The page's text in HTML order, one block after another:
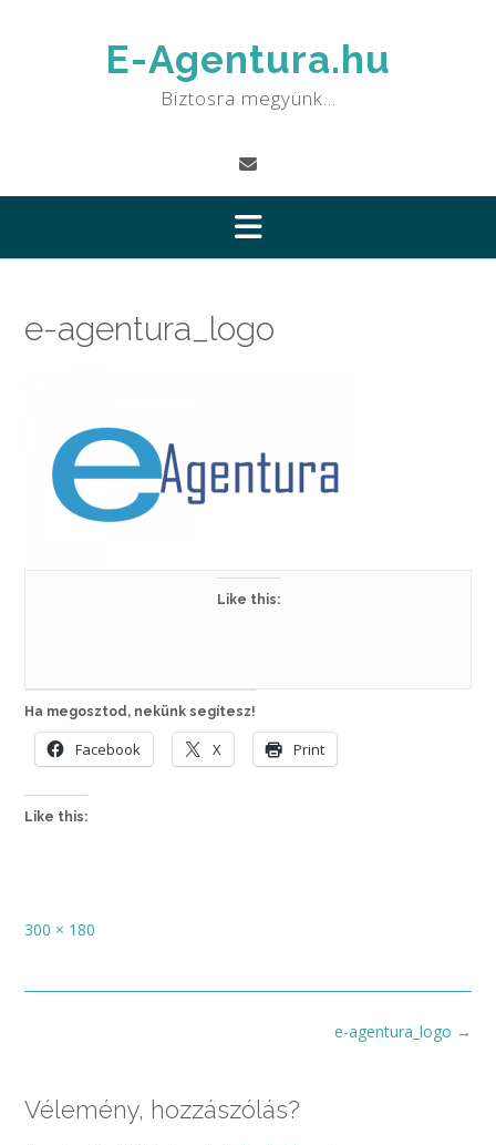
E-Agentura.hu
Biztosra megyünk…
e-agentura_logo
Like this:
Ha megosztod, nekünk segítesz!
Facebook X Print
Like this:
Full
300 × 180
e-agentura_logo →
Vélemény, hozzászólás?